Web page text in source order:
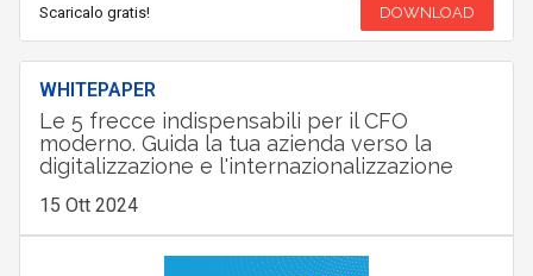
Scaricalo gratis! DOWNLOAD
WHITEPAPER
Le 5 frecce indispensabili per il CFO
moderno. Guida la tua azienda verso la
digitalizzazione e l'internazionalizzazione
15 Ott 2024